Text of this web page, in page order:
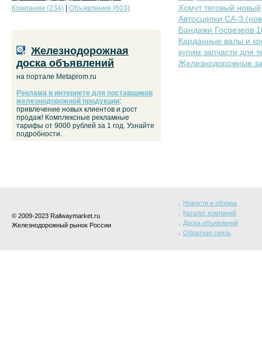
Хомут тяговый новый
Автосцепки СА-3
Бандажи Госрезерв
Карданные валы и
купим запчасти
Железнодорожные
Компании (234)
Объявления (603)
Железнодорожная
доска объявлений
на портале Metaprom.ru
Реклама в интернете для поставщиков
железнодорожной продукции:
привлечение новых клиентов и рост
продаж! Комплексные рекламные
тарифы от 9000 рублей за 1 год. Узнайте
подробности.
© 2009-2023 Railwaymarket.ru
Железнодорожный рынок России
Новости и обзоры
Каталог компаний
Доска объявлений
Обратная связь